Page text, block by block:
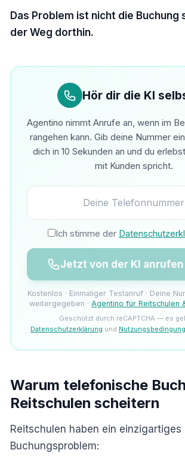
Das Problem ist nicht die
der Weg dorthin.
Hör dir die KI
Agentino nimmt Anrufe an, wenn im
rangehen kann. Gib deine Nummer
dich in 10 Sekunden an und du
mit Kunden spricht.
Ich stimme der
Jetzt von der KI
Kostenlos · Einmaliger Testanruf · Deine
weitergegeben · Agentino für Reitschulen
Geschützt durch reCAPTCHA — es
Datenschutzerklärung und
Warum telefonische
Reitschulen scheitern
Reitschulen haben ein einzigartiges
Buchungsproblem: